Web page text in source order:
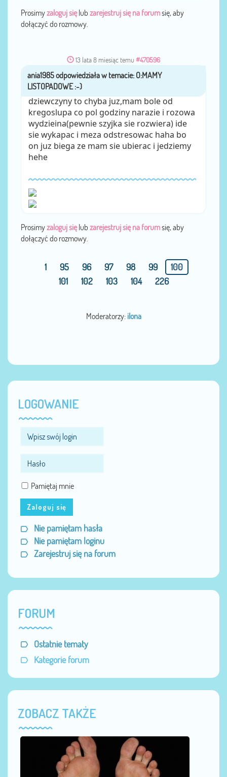
Prosimyzaloguj sięlub zarejestruj się na forumsię, aby
dołączyć do rozmowy.
13 lata 8 miesiąc temu #470596
przezania1985
dziewczyny to chyba juz,mam bole od
kregoslupa co pol godziny narazie i rozowa
wydzieina(pewnie szyjka sie rozwiera) ide
sie wykapac i meza odstresowac haha bo
on juz biega ze mam sie ubierac i jedziemy
hehe
Prosimyzaloguj sięlub zarejestruj się na forumsię, aby
dołączyć do rozmowy.
1 95 96 97 98 99
100
101
102 103 104 226
Moderatorzy: ilona
LOGOWANIE
Pamiętaj mnie
Zaloguj się
Nie pamiętam hasła
Nie pamiętam loginu
Zarejestruj się na forum
FORUM
Ostatnie tematy
Kategorie forum
ZOBACZ TAKŻE